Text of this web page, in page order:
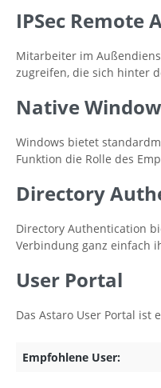
IPSec Remote
Mitarbeiter im
zugreifen, die sich hinter
Native
Windows bietet
Funktion die Rolle des
Directory
Directory Authentication
Verbindung ganz einfach
User Portal
Das Astaro User Portal
Empfohlene User: